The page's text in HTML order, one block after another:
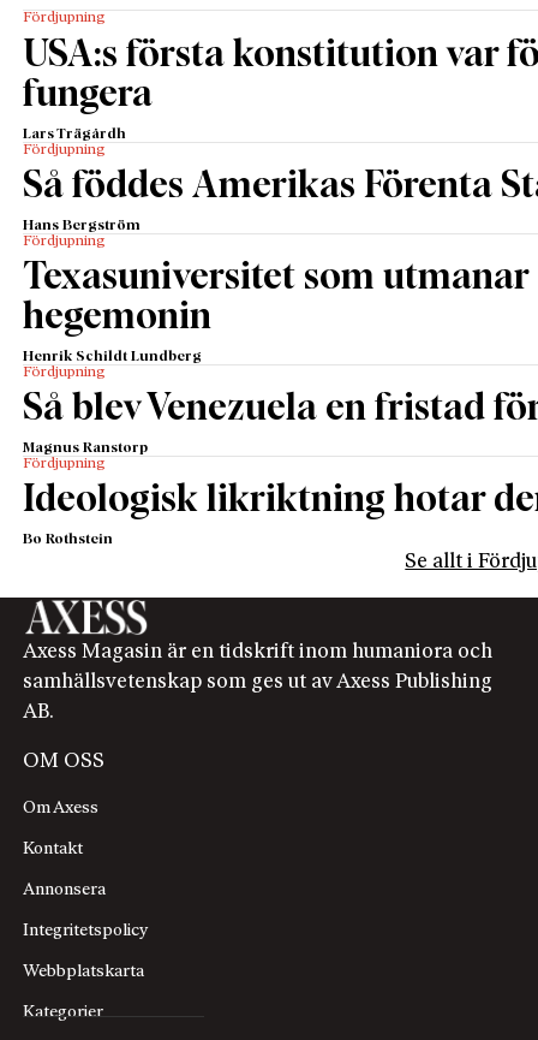
Fördjupning
USA:s första konstitution var
fungera
Lars Trägårdh
Fördjupning
Så föddes Amerikas Förenta
Hans Bergström
Fördjupning
Texasuniversitet som utmanar
hegemonin
Henrik Schildt Lundberg
Fördjupning
Så blev Venezuela en fristad
Magnus Ranstorp
Fördjupning
Ideologisk likriktning hotar
Bo Rothstein
Se allt i
Axess Magasin är en tidskrift inom humaniora och
samhällsvetenskap som ges ut av Axess Publishing
AB.
OM OSS
Om Axess
Kontakt
Annonsera
Integritetspolicy
Webbplatskarta
Kategorier